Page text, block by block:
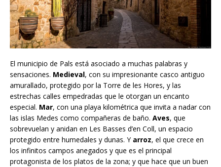
El municipio de Pals está asociado a muchas palabras y
sensaciones. Medieval, con su impresionante casco antiguo
amurallado, protegido por la Torre de les Hores, y las
estrechas calles empedradas que le otorgan un encanto
especial. Mar, con una playa kilométrica que invita a nadar con
las islas Medes como compañeras de baño. Aves, que
sobrevuelan y anidan en Les Basses d’en Coll, un espacio
protegido entre humedales y dunas. Y arroz, el que crece en
los infinitos campos anegados y que es el principal
protagonista de los platos de la zona; y que hace que un buen